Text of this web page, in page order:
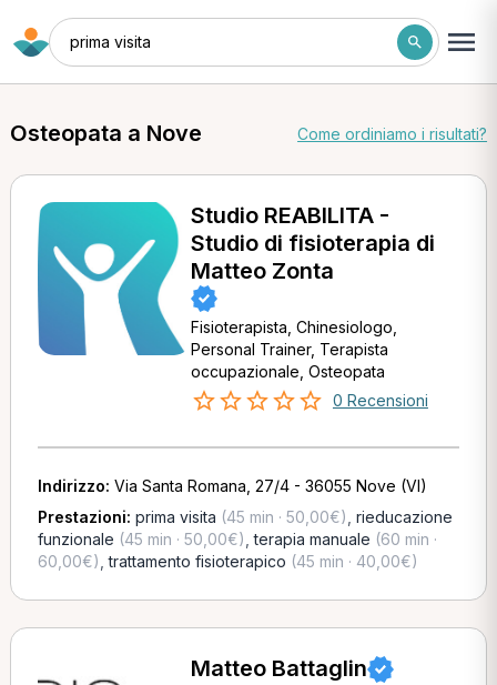
prima visita
Osteopata a Nove Come ordiniamo i risultati?
Studio REABILITA -
Studio di fisioterapia di
Matteo Zonta
Fisioterapista, Chinesiologo,
Personal Trainer, Terapista
occupazionale, Osteopata
0 Recensioni
Indirizzo: Via Santa Romana, 27/4 - 36055 Nove (VI)
Prestazioni: prima visita (45 min · 50,00€) rieducazione
funzionale (45 min · 50,00€) ,terapia manuale (60 min ·
60,00€) ,trattamento fisioterapico (45 min · 40,00€)
Matteo Battaglin